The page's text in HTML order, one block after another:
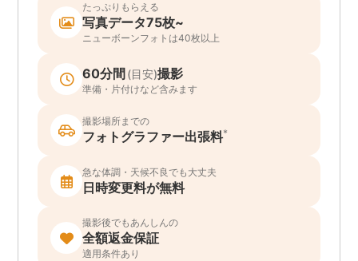
たっぷりもらえる
写真データ75枚~
ニューボーンフォトは40枚以上
60分間(目安)撮影
準備・片付けなど含みます
撮影場所までの
フォトグラファー出張料*
急な体調・天候不良でも大丈夫
日時変更料が無料
撮影後でもあんしんの
全額返金保証
適用条件あり